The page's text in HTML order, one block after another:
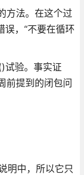
方法。在这个过
，“不要在循环
试验。事实证
前提到的闭包问
明中，所以它只